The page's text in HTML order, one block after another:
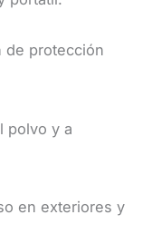
de protección
polvo y a
en exteriores y